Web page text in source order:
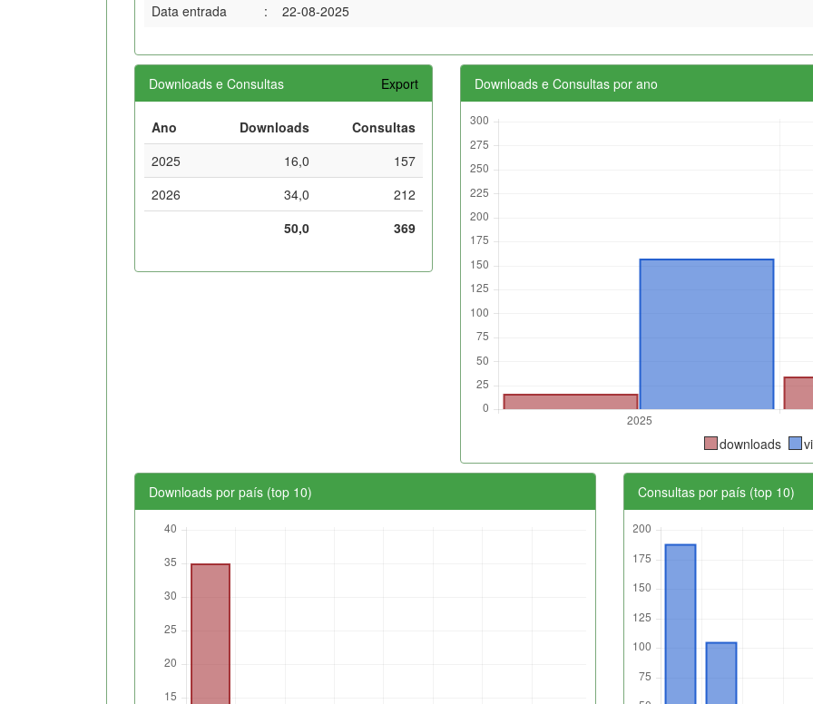
Data entrada
: 22-08-2025
Downloads e Consultas Export
Ano Downloads
Consultas
2025
16,0
157
2026
34,0
212
50,0
369
Downloads e Consultas por ano
downloads
Downloads por país (top 10) Consultas por país (top 10)